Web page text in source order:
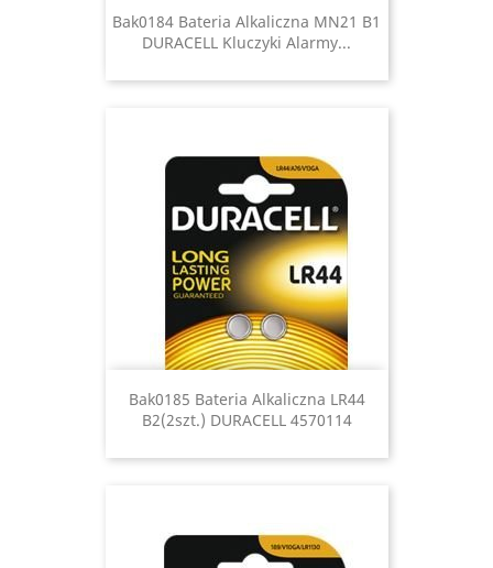
Bak0184 Bateria Alkaliczna MN21 B1
DURACELL Kluczyki Alarmy...
Bak0185 Bateria Alkaliczna LR44
B2(2szt.) DURACELL 4570114